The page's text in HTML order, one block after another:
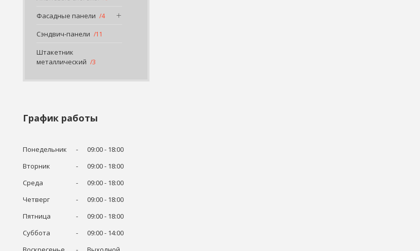
Фасадные панели 4
Сэндвич-панели 11
Штакетник
металлический
3
График работы
Понедельник 09:00
18:00
Вторник
09:00
18:00
Среда
09:00
18:00
Четверг
09:00
18:00
Пятница
09:00
18:00
Суббота
09:00
14:00